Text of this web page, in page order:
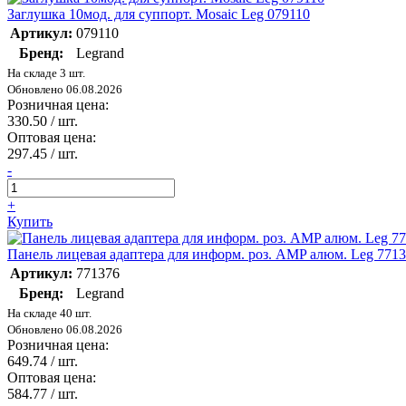
Заглушка 10мод. для суппорт. Mosaic Leg 079110
Артикул: 079110
Бренд:
Legrand
На складе 3 шт.
Обновлено 06.08.2026
Розничная цена:
330.50 / шт.
Оптовая цена:
297.45 / шт.
-
+
Купить
Панель лицевая адаптера для информ. роз. AMP алюм. Leg
Артикул: 771376
Бренд:
Legrand
На складе 40 шт.
Обновлено 06.08.2026
Розничная цена:
649.74 / шт.
Оптовая цена:
584.77 / шт.